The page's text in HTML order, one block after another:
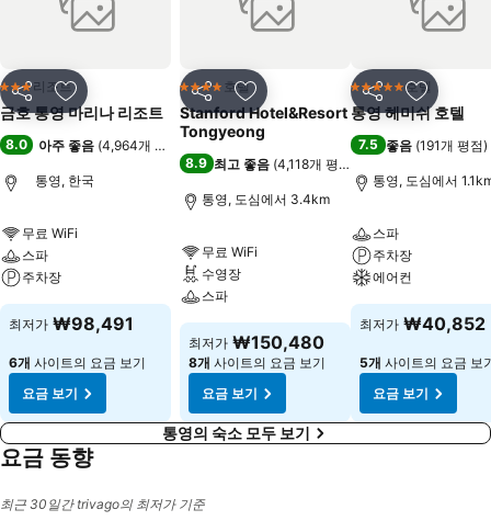
공유 즐겨찾기에 추가
3 성급리조트
금호 통영 마리나 리조트
8.0 아주 좋음 (4,964개 평점
통영, 한국
무료 WiFi
스파
주차장
최저가 ₩98,491
6개 사이트의 요금 보기
요금 보기
공유 즐겨찾기에 추가
4 성급 호텔
Stanford Hotel&Resort
Tongyeong
8.9 최고 좋음 (4,118개 평점
통영, 도심에서 3.4km
무료 WiFi
수영장
스파
최저가 ₩150,480
8개 사이트의 요금 보기
요금 보기
공유 즐겨찾기
5 성급 호텔
통영 헤미쉬 호텔
7.5 좋음 (191개 평점)
통영, 도심에서
스파
주차장
에어컨
최저가 ₩40,852
5개 사이트의 요금 보
요금 보기
통영의 숙소 모두 보기
요금 동향
최근 30일간 trivago의 최저가 기준